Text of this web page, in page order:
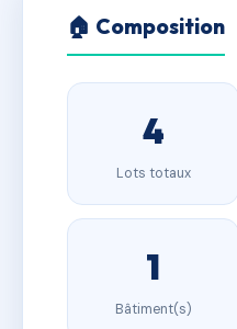
🏠 Composition
4
Lots totaux
1
Bâtiment(s)